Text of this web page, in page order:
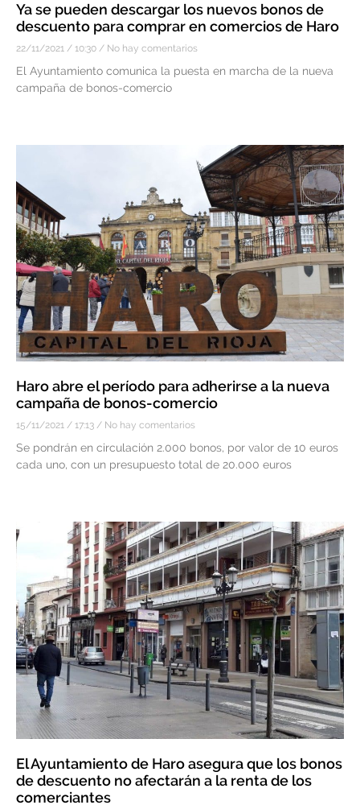
Ya se pueden descargar los nuevos bonos de
descuento para comprar en comercios de Haro
22/11/2021 10:30 No hay comentarios
El Ayuntamiento comunica la puesta en marcha de la nueva
campaña de bonos-comercio
Haro abre el período para adherirse a la nueva
campaña de bonos-comercio
15/11/2021 17:13 No hay comentarios
Se pondrán en circulación 2.000 bonos, por valor de 10 euros
cada uno, con un presupuesto total de 20.000 euros
El Ayuntamiento de Haro asegura que los bonos
de descuento no afectarán a la renta de los
comerciantes